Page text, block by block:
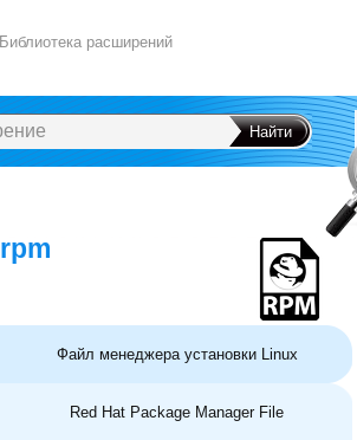
Библиотека расширений
G H I U V W X
rpm
Файл менеджера установки Linux
Red Hat Package Manager File